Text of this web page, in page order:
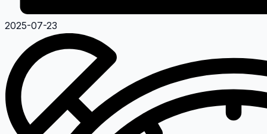
2025-07-23